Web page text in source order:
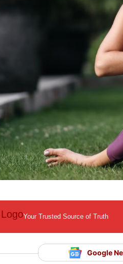
Your Trusted Source of Truth
Google